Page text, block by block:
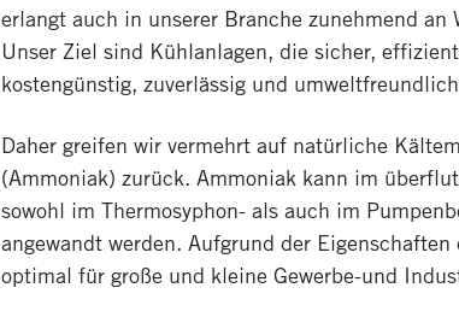
erlangt auch in unserer Branche zunehmend an
Unser Ziel sind Kühlanlagen, die sicher,
kostengünstig, zuverlässig und
Daher greifen wir vermehrt auf natürliche
(Ammoniak) zurück. Ammoniak kann im
sowohl im Thermosyphon- als auch im
angewandt werden. Aufgrund der Eigenschaften
optimal für große und kleine Gewerbe-und